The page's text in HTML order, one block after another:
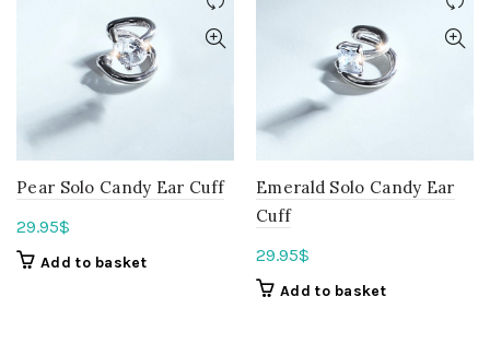
Pear Solo Candy Ear Cuff
29.95$
Add to basket
Emerald Solo Candy Ear
Cuff
29.95$
Add to basket